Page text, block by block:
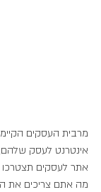
מרבית העסקים
אינטרנט לעסק שלהם,
אתר לעסקים
מה אתם צריכים את